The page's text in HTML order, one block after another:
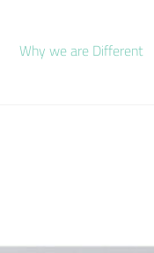
Why we are Different